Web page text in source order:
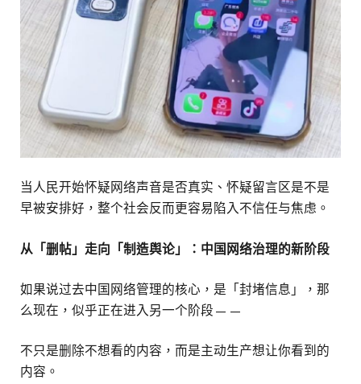
当人民开始怀疑网络声音是否真实、怀疑留言区是不是
早被安排好，整个社会反而更容易陷入不信任与焦虑。
从「删帖」走向「制造舆论」：中国网络治理的新阶段
如果说过去中国网络管理的核心，是「封堵信息」，那
么现在，似乎正在进入另一个阶段——
不只是删除不想看的内容，而是主动生产想让你看到的
内容。